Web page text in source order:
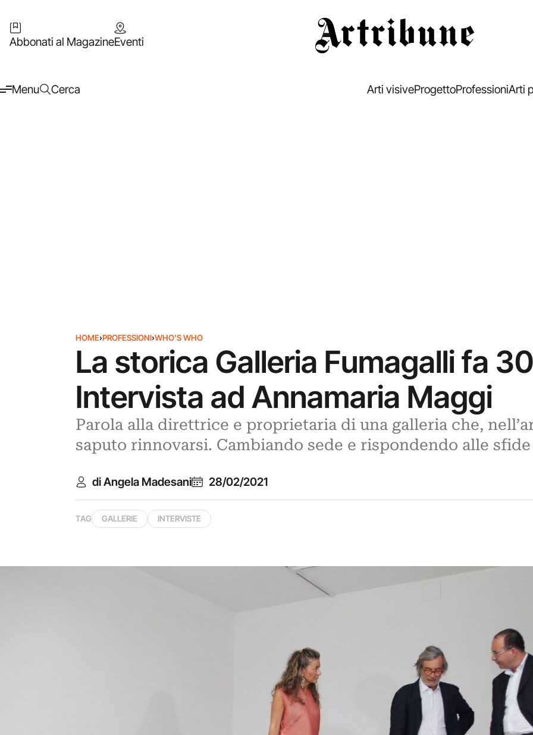
Abbonati al MagazineEventi
Menu Cerca Arti visiveProgettoProfessioniArti
HOME›PROFESSIONI›WHO'S WHO
La storica Galleria Fumagalli fa
Intervista ad Annamaria Maggi
Parola alla direttrice e proprietaria di una galleria che,
saputo rinnovarsi. Cambiando sede e rispondendo alle
di Angela Madesani 28/02/2021
TAG GALLERIE INTERVISTE